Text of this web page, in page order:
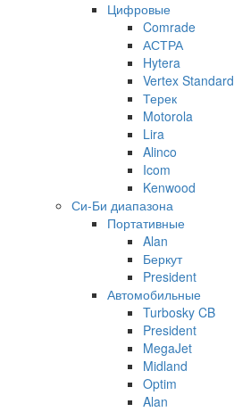
Цифровые
Comrade
АСТРА
Hytera
Vertex Standard
Терек
Motorola
Lira
Alinco
Icom
Kenwood
Си-Би диапазона
Портативные
Alan
Беркут
President
Автомобильные
Turbosky CB
President
MegaJet
Midland
Optim
Alan